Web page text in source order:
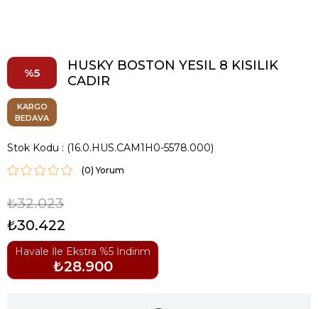
5
HUSKY BOSTON YESIL 8 KISILIK
CADIR
KARGO
BEDAVA
Stok Kodu (16.0.HUS.CAM1H0-5578.000)
(0)
₺32.023
₺30.422
Havale İle Ekstra %5 İndirim
₺28.900